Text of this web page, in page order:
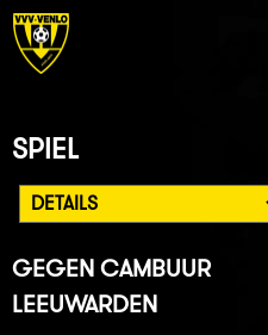
SPIEL
GEGEN CAMBUUR
LEEUWARDEN